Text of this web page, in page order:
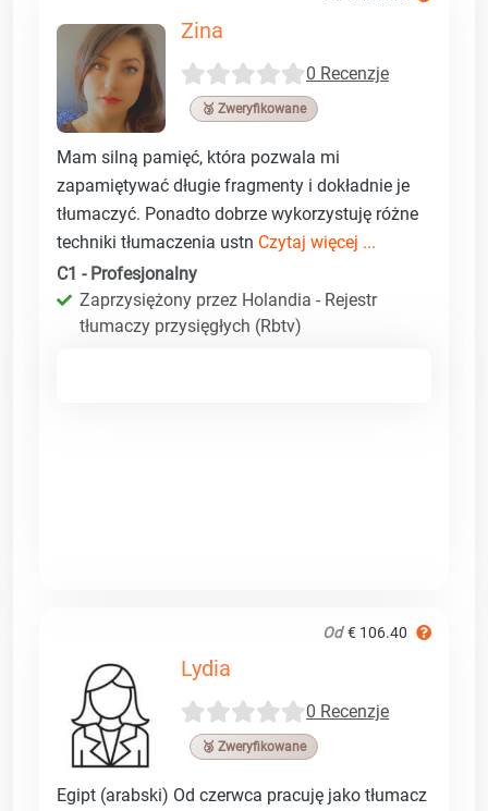
Zina
0 Recenzje
🥉 Zweryfikowane
Mam silną pamięć, która pozwala mi
zapamiętywać długie fragmenty i dokładnie je
tłumaczyć. Ponadto dobrze wykorzystuję różne
techniki tłumaczenia ustn Czytaj więcej ...
C1 - Profesjonalny
Zaprzysiężony przez Holandia - Rejestr
tłumaczy przysięgłych (Rbtv)
Od € 106.40
Lydia
0 Recenzje
🥉 Zweryfikowane
Egipt (arabski) Od czerwca pracuję jako tłumacz